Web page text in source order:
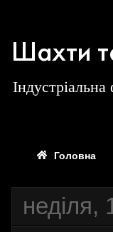
Шахти
Головна
неділя,